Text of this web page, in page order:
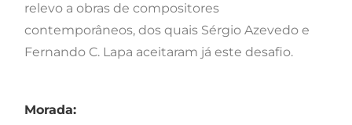
relevo a obras de compositores
contemporâneos, dos quais Sérgio Azevedo e
Fernando C. Lapa aceitaram já este desafio.
Morada: